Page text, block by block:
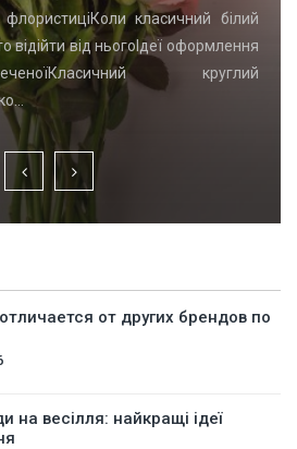
флористиціКоли класичний білий
відійти від ньогоІдеї оформлення
круглий
от других брендов по
на весілля: найкращі ідеї